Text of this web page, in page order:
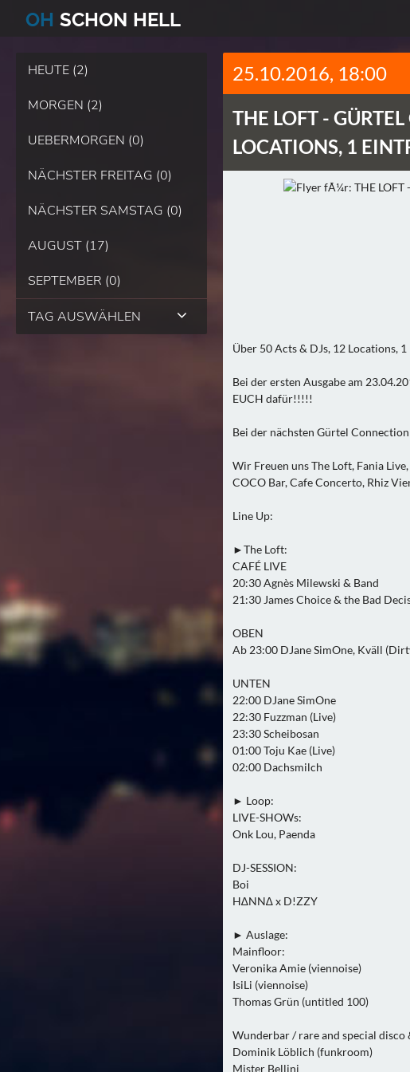
OH SCHON HELL
HEUTE (2)
MORGEN (2)
UEBERMORGEN (0)
NÄCHSTER FREITAG (0)
NÄCHSTER SAMSTAG (0)
AUGUST (17)
SEPTEMBER (0)
TAG AUSWÄHLEN
25.10.2016, 18:00
THE LOFT -
LOCATIONS, 1
Über 50 Acts & DJs, 12 Locations,
Bei der ersten Ausgabe am
EUCH dafür!!!!!
Bei der nächsten Gürtel
Wir Freuen uns The Loft, Fania
COCO Bar, Cafe Concerto, Rhiz
Line Up:
►The Loft:
CAFÉ LIVE
20:30 Agnès Milewski & Band
21:30 James Choice & the Bad
OBEN
Ab 23:00 DJane SimOne, Kväll
UNTEN
22:00 DJane SimOne
22:30 Fuzzman (Live)
23:30 Scheibosan
01:00 Toju Kae (Live)
02:00 Dachsmilch
► Loop:
LIVE-SHOWs:
Onk Lou, Paenda
DJ-SESSION:
Boi
H∆NN∆ x D!ZZY
► Auslage:
Mainfloor:
Veronika Amie (viennoise)
IsiLi (viennoise)
Thomas Grün (untitled 100)
Wunderbar / rare and special disco
Dominik Löblich (funkroom)
Mister Bellini